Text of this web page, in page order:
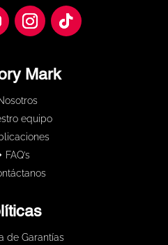
Mark
equipo
FAQ’s
de Garantías